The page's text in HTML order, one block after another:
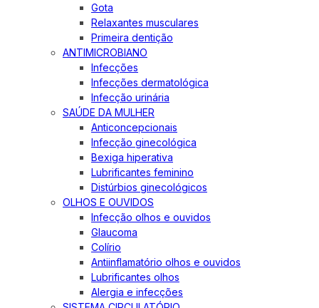
Gota
Relaxantes musculares
Primeira dentição
ANTIMICROBIANO
Infecções
Infecções dermatológica
Infecção urinária
SAÚDE DA MULHER
Anticoncepcionais
Infecção ginecológica
Bexiga hiperativa
Lubrificantes feminino
Distúrbios ginecológicos
OLHOS E OUVIDOS
Infecção olhos e ouvidos
Glaucoma
Colírio
Antiinflamatório olhos e ouvidos
Lubrificantes olhos
Alergia e infecções